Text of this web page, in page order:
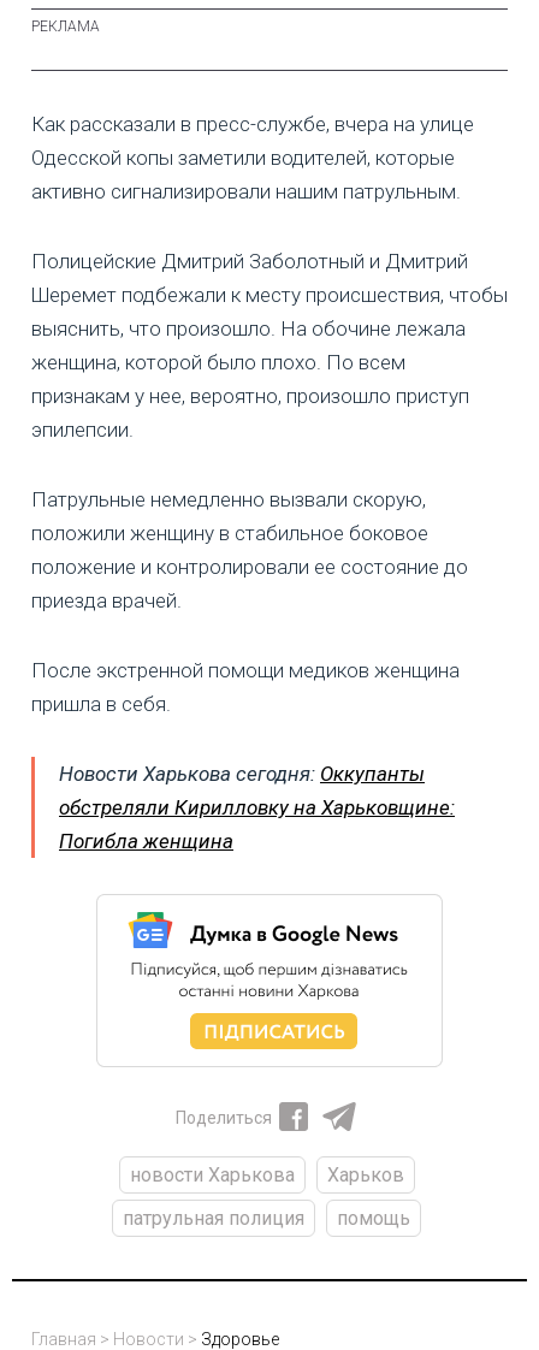
Как рассказали в пресс-службе, вчера на улице
Одесской копы заметили водителей, которые
активно сигнализировали нашим патрульным.
Полицейские Дмитрий Заболотный и Дмитрий
Шеремет подбежали к месту происшествия, чтобы
выяснить, что произошло. На обочине лежала
женщина, которой было плохо. По всем
признакам у нее, вероятно, произошло приступ
эпилепсии.
Патрульные немедленно вызвали скорую,
положили женщину в стабильное боковое
положение и контролировали ее состояние до
приезда врачей.
После экстренной помощи медиков женщина
пришла в себя.
Новости Харькова сегодня: Оккупанты
обстреляли Кирилловку на Харьковщине:
Погибла женщина
Поделиться
новости Харькова
Харьков
патрульная полиция
помощь
Главная > Новости > Здоровье